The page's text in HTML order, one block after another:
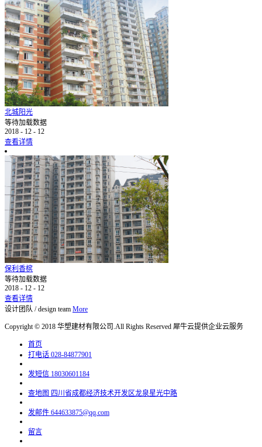
北城阳光
等待加载数据
2018 - 12 - 12
查看详情
保利香槟
等待加载数据
2018 - 12 - 12
查看详情
设计团队 / design team More
Copyright © 2018 华塑建材有限公司.All Rights Reserved 犀牛云提供企业云服务
首页
打电话 028-84877901
发短信 18030601184
查地图 四川省成都经济技术开发区龙泉星光中路
发邮件 644633875@qq.com
留言